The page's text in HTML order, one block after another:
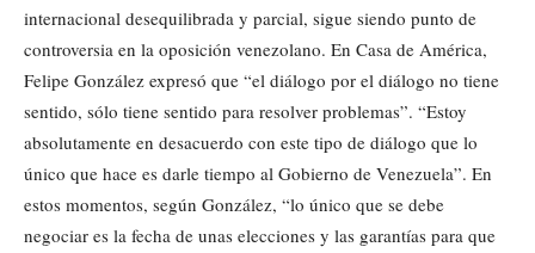
internacional desequilibrada y parcial, sigue siendo punto de
controversia en la oposición venezolano. En Casa de América,
Felipe González expresó que “el diálogo por el diálogo no tiene
sentido, sólo tiene sentido para resolver problemas”. “Estoy
absolutamente en desacuerdo con este tipo de diálogo que lo
único que hace es darle tiempo al Gobierno de Venezuela”. En
estos momentos, según González, “lo único que se debe
negociar es la fecha de unas elecciones y las garantías para que